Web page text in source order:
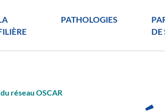
PATHOLOGIES
DE
réseau OSCAR